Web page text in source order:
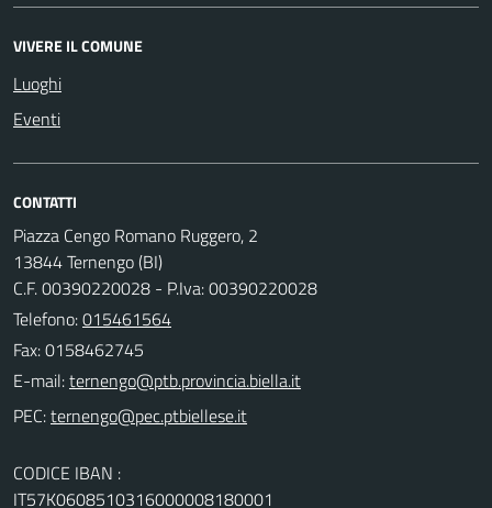
VIVERE IL COMUNE
Luoghi
Eventi
CONTATTI
Piazza Cengo Romano Ruggero, 2
13844 Ternengo (BI)
C.F. 00390220028 - P.Iva: 00390220028
Telefono:015461564
Fax: 0158462745
E-mail:
PEC:
CODICE IBAN :
IT57K0608510316000008180001